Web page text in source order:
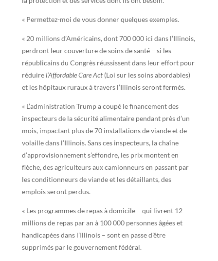
« Permettez-moi de vous donner quelques exemples.
« 20 millions d’Américains, dont 700 000 ici dans l’Illinois,
perdront leur couverture de soins de santé – si les
républicains du Congrès réussissent dans leur effort pour
réduirel’Affordable Care Act (Loi sur les soins abordables)
et les hôpitaux ruraux à travers l’Illinois seront fermés.
« L’administration Trump a coupé le financement des
inspecteurs de la sécurité alimentaire pendant près d’un
mois, impactant plus de 70 installations de viande et de
volaille dans l’Illinois. Sans ces inspecteurs, la chaîne
d’approvisionnement s’effondre, les prix montent en
flèche, des agriculteurs aux camionneurs en passant par
les conditionneurs de viande et les détaillants, des
emplois seront perdus.
« Les programmes de repas à domicile – qui livrent 12
millions de repas par an à 100 000 personnes âgées et
handicapées dans l’Illinois – sont en passe d’être
supprimés par le gouvernement fédéral.